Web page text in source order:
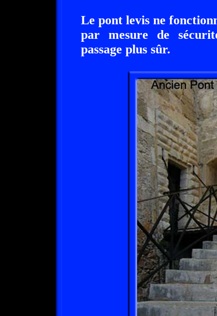
Le pont levis ne
par mesure de
passage plus sûr.